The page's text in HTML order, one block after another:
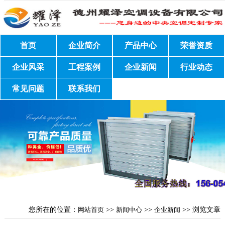
首页 企业简介 产品中心 荣誉资质
企业风采 工程案例 企业新闻 行业动态
常见问题 联系我们
您所在的位置： 网站首页 >> 新闻中心 >>企业新闻 >> 浏览文章